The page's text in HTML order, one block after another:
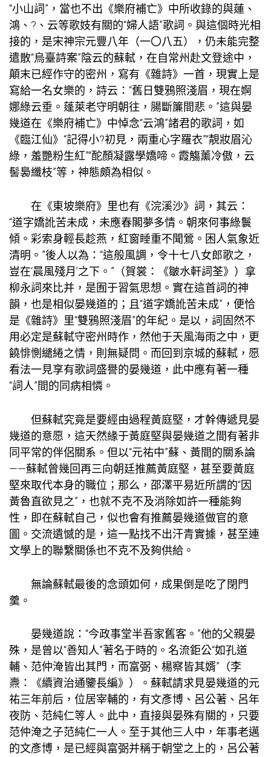
“小山詞”，當也不出《樂府補亡》中所收錄的與蓮、
鴻、?、云等歌妓有關的“婦人語”歌詞。與這個時光相
接的，是宋神宗元豐八年（一〇八五），仍未能完整
遣散“烏臺詩案”陰云的蘇軾，在自常州赴文登途中，
顛末已經作守的密州，寫有《雜詩》一首，現實上是
寫給一名女樂的，詩云：“舊日雙鴉照淺眉，現在婀
娜綠云垂。蓬萊老守明朝往，腸斷簾間悲。”這與晏
幾道在《樂府補亡》中悼念“云鴻”諸君的歌詞，如
《臨江仙》“記得小?初見，兩重心字羅衣”“靚妝眉沁
綠，羞艷粉生紅”“酡顏凝露學嬌啼。霞觴薰冷傲，云
髻裊纖枝”等，神態頗為相似。
在《東坡樂府》里也有《浣溪沙》詞，其云：
“道字嬌訛苦未成，未應春閣夢多情。朝來何事綠鬟
傾。彩索身輕長趁燕，紅窗睡重不聞鶯。困人氣象近
清明。”後人以為：“這般風調，令十七八女郎歌之，
豈在‘晨風殘月’之下。”（賀裳：《皺水軒詞荃》）拿
柳永詞來比并，是囿于習氣思想。實在這首詞的神
韻，也是相似晏幾道的；且“道字嬌訛苦未成”，便恰
是《雜詩》里“雙鴉照淺眉”的年紀。是以，詞固然不
用必定是蘇軾守密州時作，然他于天風海雨之中，更
饒悱惻繾綣之情，則無疑問。而回到京城的蘇軾，愿
看法一見享有歌詞盛譽的晏幾道，此中應有著一種
“詞人”間的同病相憐。
但蘇軾究竟是要經由過程黃庭堅，才幹傳遞見晏
幾道的意愿，這天然緣于黃庭堅與晏幾道之間有著非
同平常的伴侶關系。但以“元祐中”蘇、黃間的關系論
——蘇軾曾幾回再三向朝廷推薦黃庭堅，甚至要黃庭
堅來取代本身的職位；那么，邵澤平易近所謂的“因
黃魯直欲見之”，也就不克不及消除如許一種能夠
性，即在蘇軾自己，似也會有推薦晏幾道做官的意
圖。 交流遺憾的是，這一點找不出汗青實據，甚至連
文學上的聯繫關係也不克不及夠供給。
無論蘇軾最後的念頭如何，成果倒是吃了閉門
羹。
晏幾道說：“今政事堂半吾家舊客。”他的父親晏
殊，是曾以“善知人”著名于時的。名流鉅公“如孔道
輔、范仲淹皆出其門，而富弼、楊察皆其婿”（李
燾：《續資治通鑒長編》）。蘇軾請求見晏幾道的元
祐三年前后，位居宰輔的，有文彥博、呂公著、呂年
夜防、范純仁等人。此中，直接與晏殊有關的，只要
范仲淹之子范純仁一人。至于其他三人中，年事老邁
的文彥博，是已經與富弼并稱于朝堂之上的，呂公著